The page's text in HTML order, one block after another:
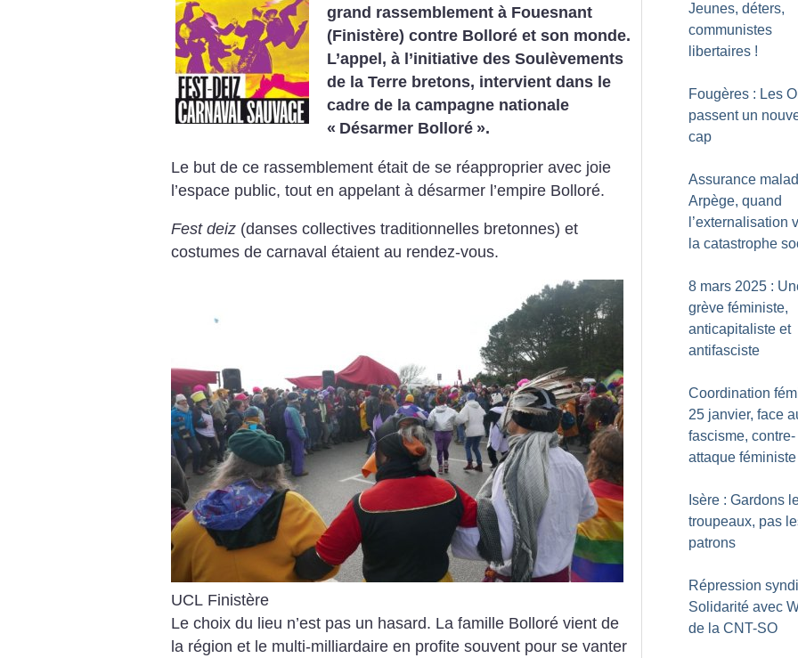
grand rassemblement à Fouesnant
(Finistère) contre Bolloré et son monde.
L’appel, à l’initiative des Soulèvements
de la Terre bretons, intervient dans le
cadre de la campagne nationale
« Désarmer Bolloré ».
Le but de ce rassemblement était de se réapproprier avec joie
l’espace public, tout en appelant à désarmer l’empire Bolloré.
Fest deiz (danses collectives traditionnelles bretonnes) et
costumes de carnaval étaient au rendez-vous.
UCL Finistère
Le choix du lieu n’est pas un hasard. La famille Bolloré vient de
la région et le multi-milliardaire en profite souvent pour se vanter
Jeunes, déters,
communistes
libertaires !
Fougères : Les
passent un
cap
Assurance
Arpège, quand
l’externalisation
la catastrophe
8 mars 2025 :
grève féministe,
anticapitaliste et
antifasciste
Coordination
25 janvier, face
fascisme, contre-
attaque féministe
Isère : Gardons
troupeaux, pas
patrons
Répression
Solidarité avec
de la CNT-SO